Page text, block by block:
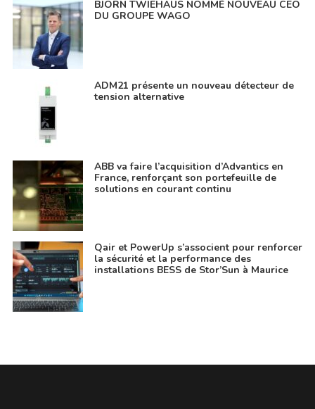
BJÖRN TWIEHAUS NOMMÉ NOUVEAU CEO
DU GROUPE WAGO
ADM21 présente un nouveau détecteur de
tension alternative
ABB va faire l’acquisition d’Advantics en
France, renforçant son portefeuille de
solutions en courant continu
Qair et PowerUp s’associent pour renforcer
la sécurité et la performance des
installations BESS de Stor’Sun à Maurice